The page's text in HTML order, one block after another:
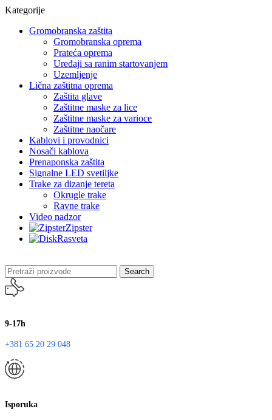
Kategorije
Gromobranska zaštita
Gromobranska oprema
Prateća oprema
Uređaji sa ranim startovanjem
Uzemljenje
Lična zaštitna oprema
Zaštita glave
Zaštitne maske za lice
Zaštitne maske za varioce
Zaštitne naočare
Kablovi i provodnici
Nosači kablova
Prenaponska zaštita
Signalne LED svetiljke
Trake za dizanje tereta
Okrugle trake
Ravne trake
Video nadzor
Zipster
Rasveta
Search
9-17h
+381 65 20 29 048
Isporuka